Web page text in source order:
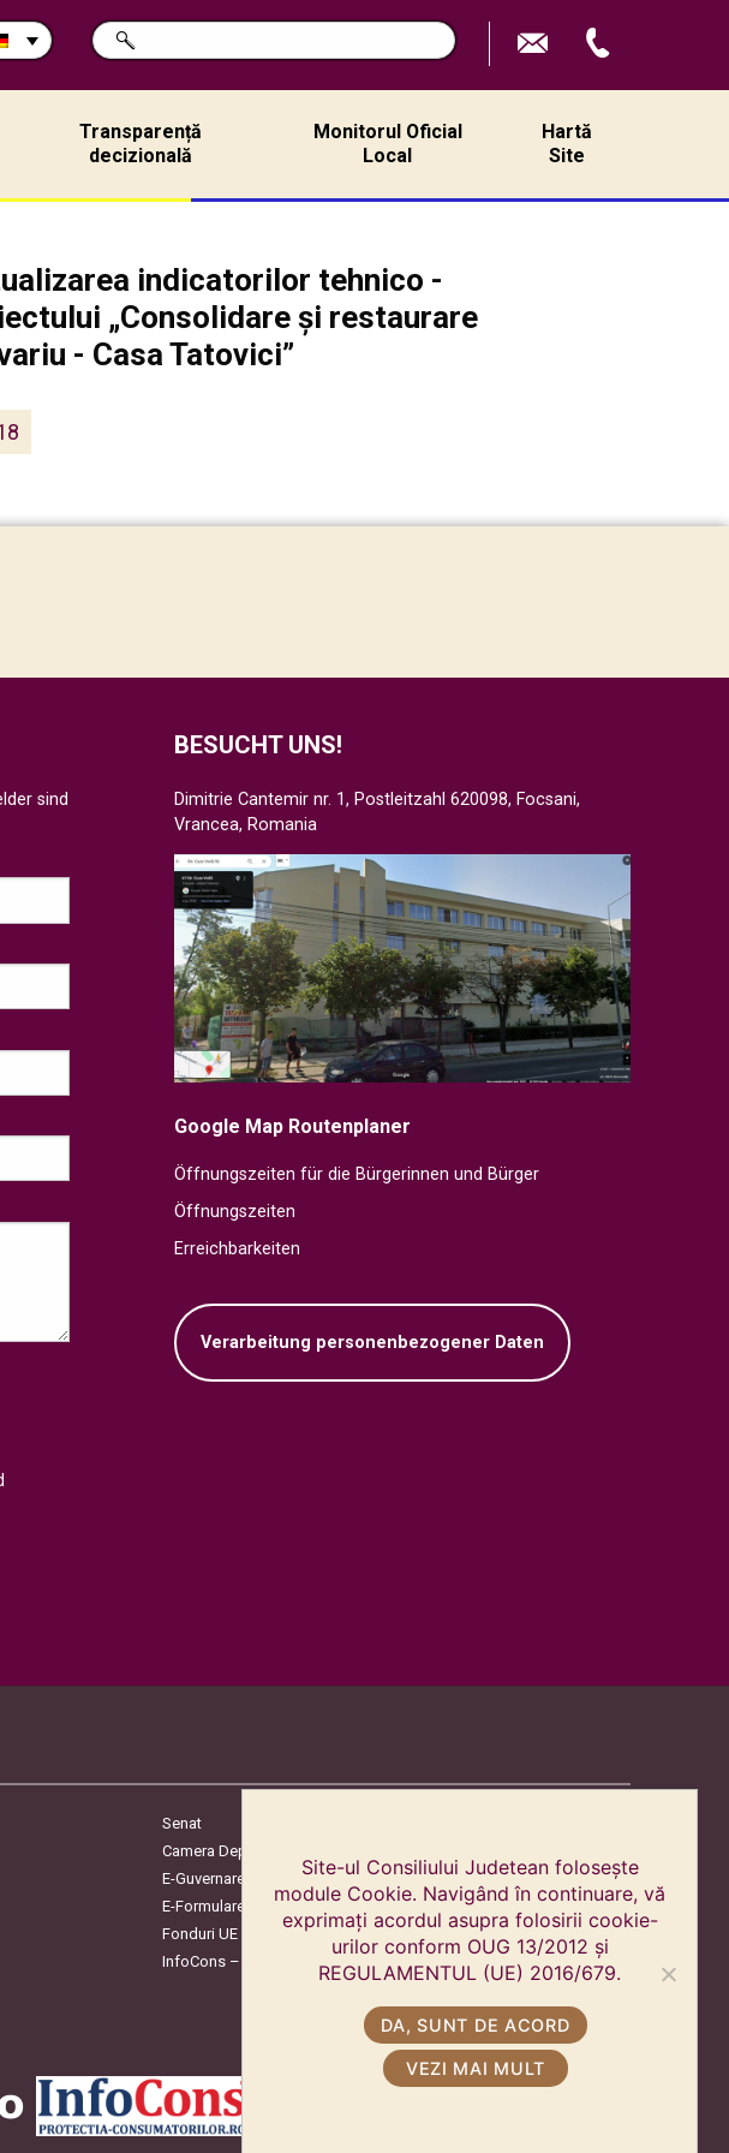
Durchsuchen
Sie
SUCHE
Transparență
decizională
Monitorul Oficial
Local
Hartă
Site
indicatorilor tehnico -
„Consolidare și restaurare
- Casa Tatovici”
BESUCHT UNS!
Dimitrie Cantemir nr. 1, Postleitzahl 620098, Focsani,
Vrancea, Romania
Google Map Routenplaner
Öffnungszeiten für die Bürgerinnen und Bürger
Öffnungszeiten
Erreichbarkeiten
Verarbeitung personenbezogener Daten
sind
Senat
Camera Deputaților
E-Guvernare
E-Formulare
Fonduri UE
InfoCons – Protecția Consumatorilor
Site-ul Consiliului Judetean folosește
module Cookie. Navigând în continuare, vă
exprimați acordul asupra folosirii cookie-
urilor conform OUG 13/2012 și
REGULAMENTUL (UE) 2016/679.
DA, SUNT DE ACORD
VEZI MAI MULT